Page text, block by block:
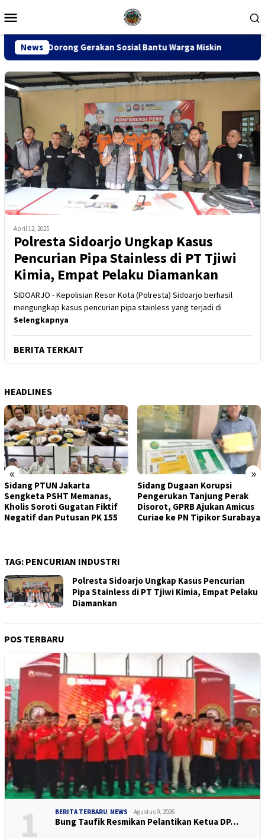
ke
Mobile
NewsSosial Bantu Warga Miskin Sidang PTUN Jakarta
April 12, 2025
Polresta Sidoarjo Ungkap Kasus
Pencurian Pipa Stainless di PT Tjiwi
Kimia, Empat Pelaku Diamankan
SIDOARJO - Kepolisian Resor Kota (Polresta) Sidoarjo berhasil
mengungkap kasus pencurian pipa stainless yang terjadi di
Selengkapnya
BERITA TERKAIT
HEADLINES
« »
Sidang PTUN Jakarta
Sengketa PSHT Memanas,
Kholis Soroti Gugatan Fiktif
Negatif dan Putusan PK 155
Sidang Dugaan Korupsi
Pengerukan Tanjung Perak
Disorot, GPRB Ajukan Amicus
Curiae ke PN Tipikor Surabaya
TAG: PENCURIAN INDUSTRI
Polresta Sidoarjo Ungkap Kasus Pencurian
Pipa Stainless di PT Tjiwi Kimia, Empat Pelaku
Diamankan
POS TERBARU
1 BERITA TERBARU, NEWS Agustus 9, 2026
Bung Taufik Resmikan Pelantikan Ketua DP…